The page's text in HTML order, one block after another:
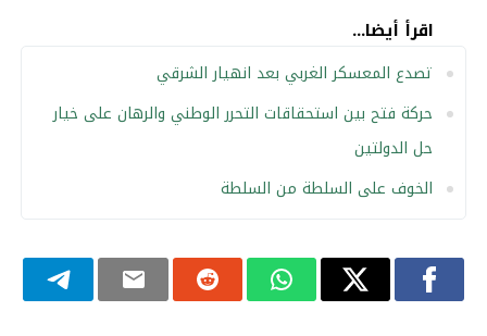
اقرأ أيضا...
تصدع المعسكر الغربي بعد انهيار الشرقي
حركة فتح بين استحقاقات التحرر الوطني والرهان على خيار
حل الدولتين
الخوف على السلطة من السلطة